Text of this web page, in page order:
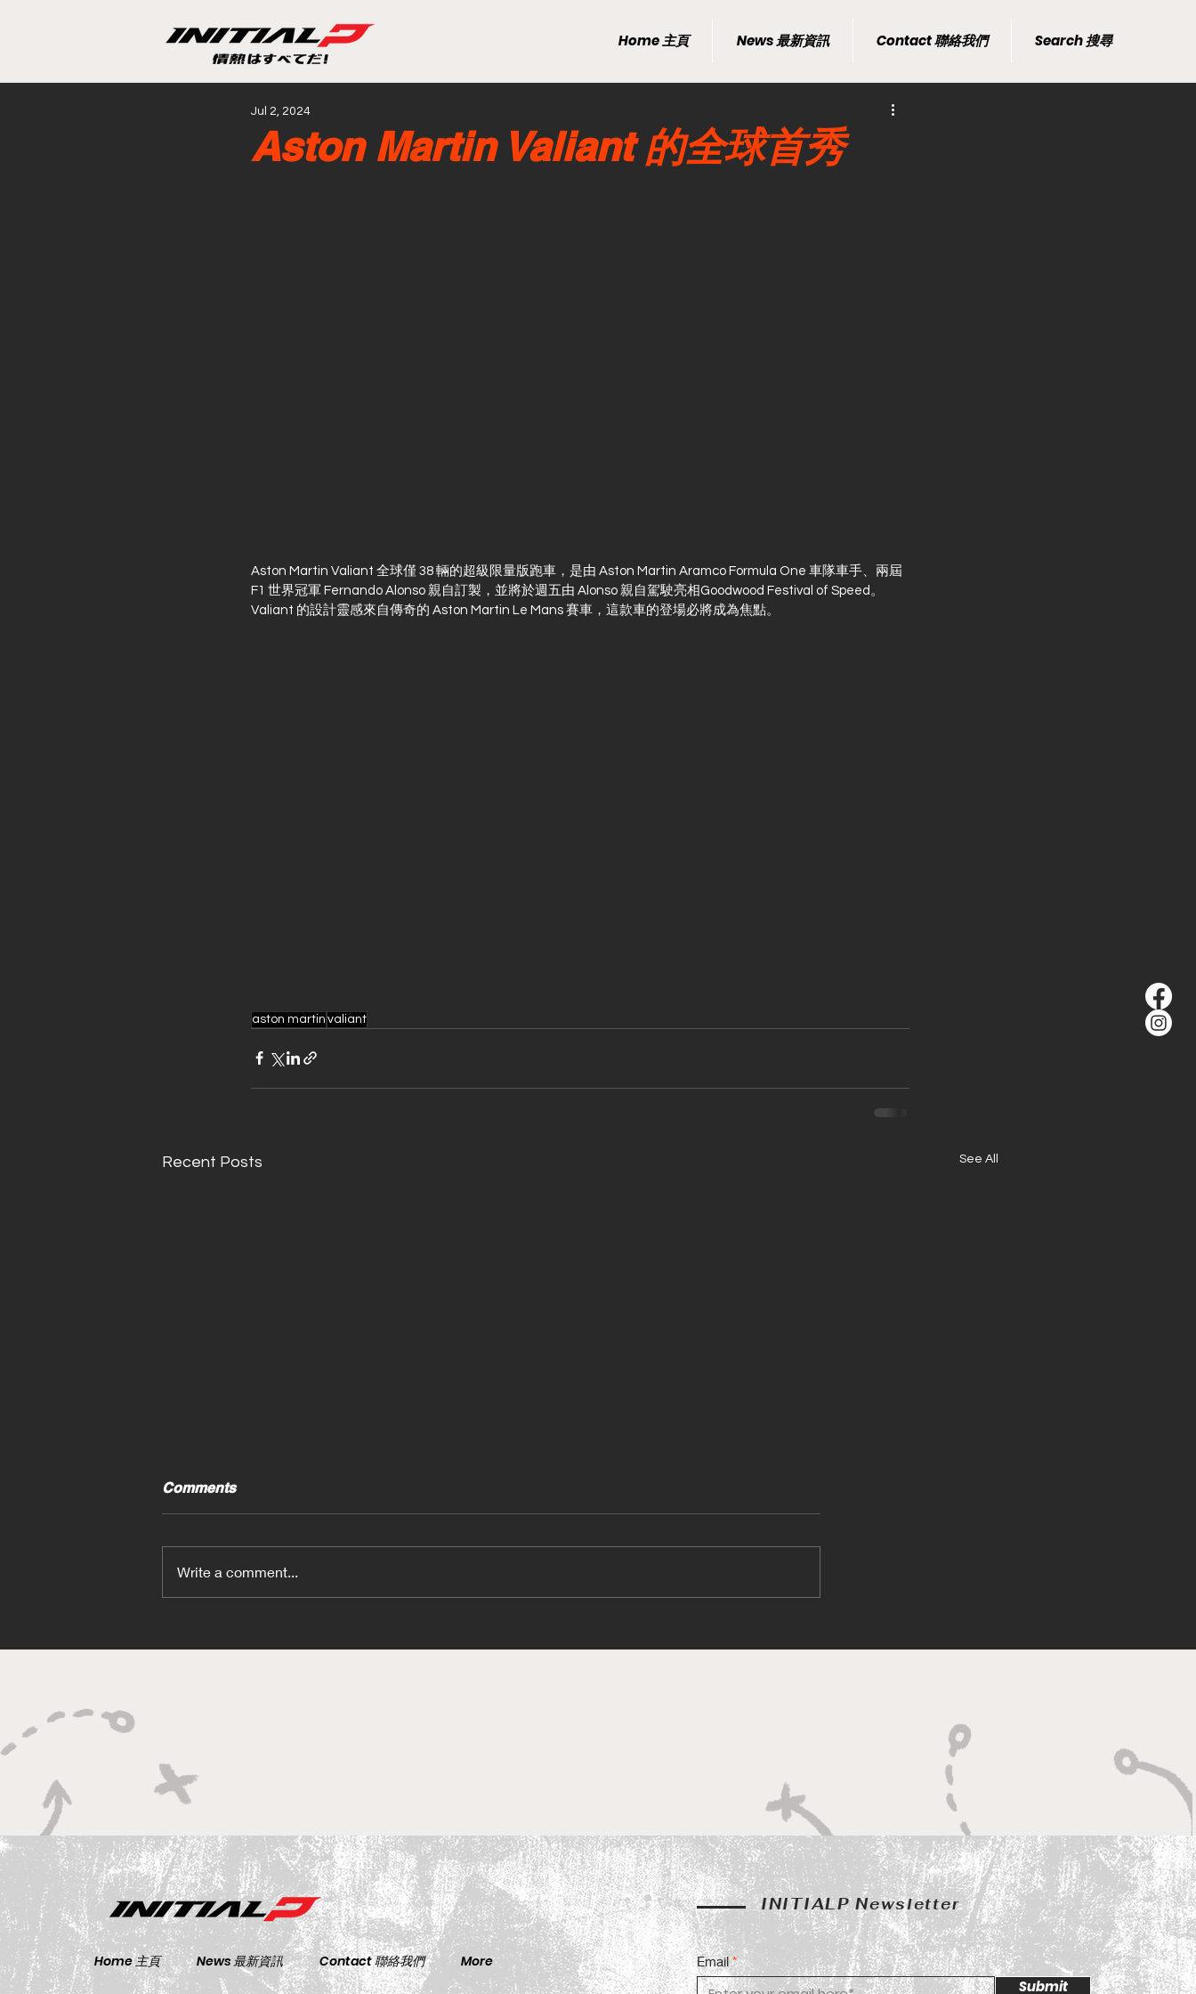
Home 主頁 News 最新資訊 Contact 聯絡我們 Search 搜尋
Aston Martin Valiant 的全球首秀
Jul 2, 2024
Aston Martin Valiant 全球僅 38 輛的超級限量版跑車，是由 Aston Martin Aramco Formula One 車隊車手、兩屆
F1 世界冠軍 Fernando Alonso 親自訂製，並將於週五由 Alonso 親自駕駛亮相Goodwood Festival of Speed。
Valiant 的設計靈感來自傳奇的 Aston Martin Le Mans 賽車，這款車的登場必將成為焦點。
aston martin valiant
Recent Posts See All
字D》拉花參加澳洲耐力賽
2026東京改裝車展亮相
開幕
Comments
Write a comment...
Home 主頁 News 最新資訊 Contact 聯絡我們 More
INITIALP Newsletter
Email
Submit